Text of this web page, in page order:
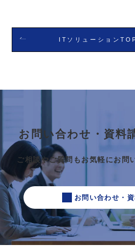
ITソリューション
お問い合わせ・資料
ご相談やご質問もお気軽にお問
お問い合わせ・